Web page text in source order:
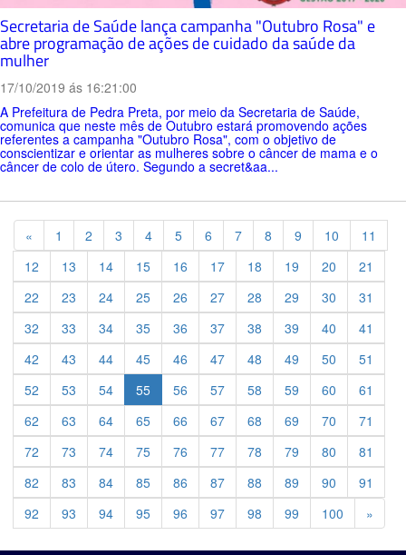
Secretaria de Saúde lança campanha "Outubro Rosa" e
abre programação de ações de cuidado da saúde da
mulher
17/10/2019 ás 16:21:00
A Prefeitura de Pedra Preta, por meio da Secretaria de Saúde,
comunica que neste mês de Outubro estará promovendo ações
referentes a campanha "Outubro Rosa", com o objetivo de
conscientizar e orientar as mulheres sobre o câncer de mama e o
câncer de colo de útero. Segundo a secret&aa...
« Previous
1 2 3 4 5 6 7 8 9 10
11
12
13 14 15 16 17 18 19 20
21
22
23 24 25 26 27 28 29 30
31
32
33 34 35 36 37 38 39 40
41
42
43 44 45 46 47 48 49 50
51
52
53 54 55 56 57 58 59 60
61
62
63 64 65 66 67 68 69 70
71
72
73 74 75 76 77 78 79 80
81
82
83 84 85 86 87 88 89 90
91
92
93 94 95 96 97 98 99 100 »